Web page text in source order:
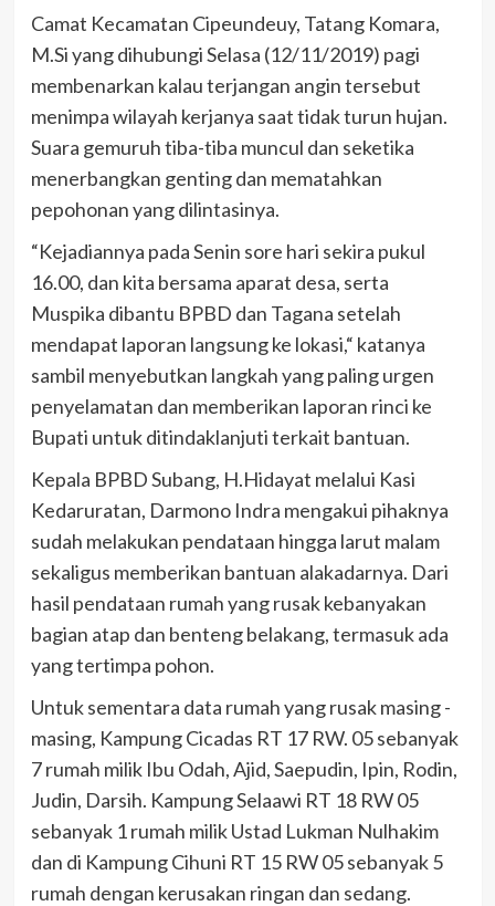
Camat Kecamatan Cipeundeuy, Tatang Komara,
M.Si yang dihubungi Selasa (12/11/2019) pagi
membenarkan kalau terjangan angin tersebut
menimpa wilayah kerjanya saat tidak turun hujan.
Suara gemuruh tiba-tiba muncul dan seketika
menerbangkan genting dan mematahkan
pepohonan yang dilintasinya.
“Kejadiannya pada Senin sore hari sekira pukul
16.00, dan kita bersama aparat desa, serta
Muspika dibantu BPBD dan Tagana setelah
mendapat laporan langsung ke lokasi,“ katanya
sambil menyebutkan langkah yang paling urgen
penyelamatan dan memberikan laporan rinci ke
Bupati untuk ditindaklanjuti terkait bantuan.
Kepala BPBD Subang, H.Hidayat melalui Kasi
Kedaruratan, Darmono Indra mengakui pihaknya
sudah melakukan pendataan hingga larut malam
sekaligus memberikan bantuan alakadarnya. Dari
hasil pendataan rumah yang rusak kebanyakan
bagian atap dan benteng belakang, termasuk ada
yang tertimpa pohon.
Untuk sementara data rumah yang rusak masing -
masing, Kampung Cicadas RT 17 RW. 05 sebanyak
7 rumah milik Ibu Odah, Ajid, Saepudin, Ipin, Rodin,
Judin, Darsih. Kampung Selaawi RT 18 RW 05
sebanyak 1 rumah milik Ustad Lukman Nulhakim
dan di Kampung Cihuni RT 15 RW 05 sebanyak 5
rumah dengan kerusakan ringan dan sedang.